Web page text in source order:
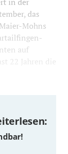
das
Mohns
auf
22 Jahren die